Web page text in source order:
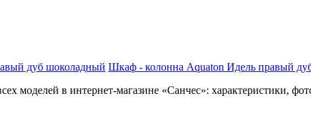
Шкаф - колонна Aquaton Идель правый
моделей в интернет-магазине «Санчес»: характеристики,